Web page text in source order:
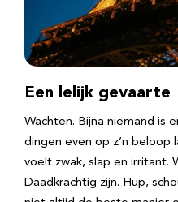
Een lelijk gevaarte
Wachten. Bijna niemand is
dingen even op z’n beloop
voelt zwak, slap en irritant.
Daadkrachtig zijn. Hup,